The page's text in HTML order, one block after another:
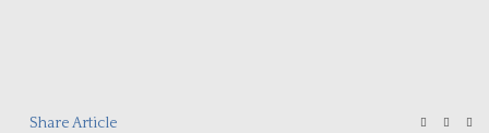
Share Article